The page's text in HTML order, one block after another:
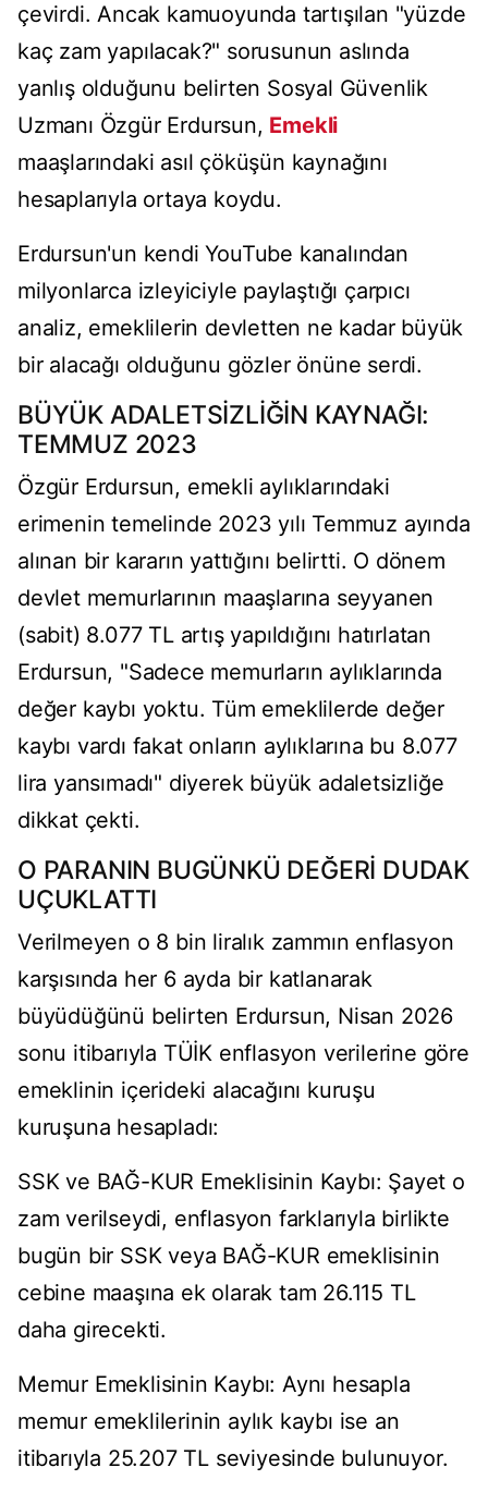
çevirdi. Ancak kamuoyunda tartışılan "yüzde
kaç zam yapılacak?" sorusunun aslında
yanlış olduğunu belirten Sosyal Güvenlik
Uzmanı Özgür Erdursun, Emekli
maaşlarındaki asıl çöküşün kaynağını
hesaplarıyla ortaya koydu.
Erdursun'un kendi YouTube kanalından
milyonlarca izleyiciyle paylaştığı çarpıcı
analiz, emeklilerin devletten ne kadar büyük
bir alacağı olduğunu gözler önüne serdi.
BÜYÜK ADALETSİZLİĞİN KAYNAĞI:
TEMMUZ 2023
Özgür Erdursun, emekli aylıklarındaki
erimenin temelinde 2023 yılı Temmuz ayında
alınan bir kararın yattığını belirtti. O dönem
devlet memurlarının maaşlarına seyyanen
(sabit) 8.077 TL artış yapıldığını hatırlatan
Erdursun, "Sadece memurların aylıklarında
değer kaybı yoktu. Tüm emeklilerde değer
kaybı vardı fakat onların aylıklarına bu 8.077
lira yansımadı" diyerek büyük adaletsizliğe
dikkat çekti.
O PARANIN BUGÜNKÜ DEĞERİ DUDAK
UÇUKLATTI
Verilmeyen o 8 bin liralık zammın enflasyon
karşısında her 6 ayda bir katlanarak
büyüdüğünü belirten Erdursun, Nisan 2026
sonu itibarıyla TÜİK enflasyon verilerine göre
emeklinin içerideki alacağını kuruşu
kuruşuna hesapladı:
SSK ve BAĞ-KUR Emeklisinin Kaybı: Şayet o
zam verilseydi, enflasyon farklarıyla birlikte
bugün bir SSK veya BAĞ-KUR emeklisinin
cebine maaşına ek olarak tam 26.115 TL
daha girecekti.
Memur Emeklisinin Kaybı: Aynı hesapla
memur emeklilerinin aylık kaybı ise an
itibarıyla 25.207 TL seviyesinde bulunuyor.